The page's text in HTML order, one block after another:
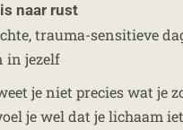
naar rust
trauma-sensitieve
in jezelf
je niet precies wat je
je wel dat je lichaam